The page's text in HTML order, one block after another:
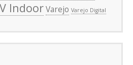
IndoorVarejo Varejo Digital